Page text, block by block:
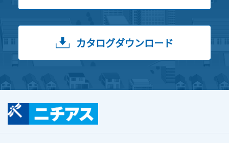
カタログダウンロード